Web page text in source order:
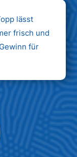
lässt
frisch und
für